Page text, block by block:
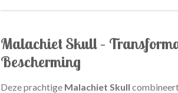
Malachiet Skull –
Bescherming
Deze prachtige Malachiet Skull